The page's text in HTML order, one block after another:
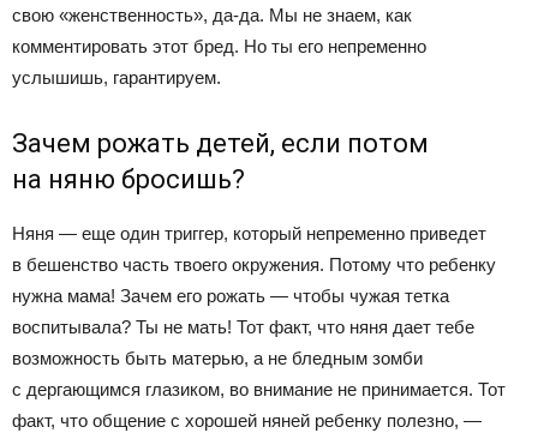
свою «женственность», да-да. Мы не знаем, как
комментировать этот бред. Но ты его непременно
услышишь, гарантируем.
Зачем рожать детей, если потом
на няню бросишь?
Няня — еще один триггер, который непременно приведет
в бешенство часть твоего окружения. Потому что ребенку
нужна мама! Зачем его рожать — чтобы чужая тетка
воспитывала? Ты не мать! Тот факт, что няня дает тебе
возможность быть матерью, а не бледным зомби
с дергающимся глазиком, во внимание не принимается. Тот
факт, что общение с хорошей няней ребенку полезно, —